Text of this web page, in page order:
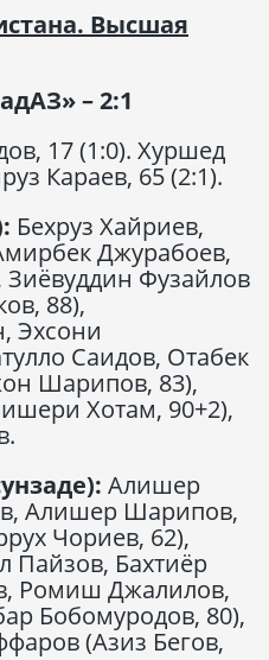
Высшая
– 2:1
17 (1:0). Хуршед
Караев, 65 (2:1).
Бехруз Хайриев,
Джурабоев,
Фузайлов
88),
Эхсони
Саидов, Отабек
Шарипов, 83),
Хотам, 90+2),
Алишер
Алишер Шарипов,
Чориев, 62),
Пайзов, Бахтиёр
Ромиш Джалилов,
Бобомуродов, 80),
(Азиз Бегов,